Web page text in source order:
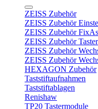
ZEISS Zubehör
ZEISS Zubehör
ZEISS Zubehör
ZEISS Zubehör
ZEISS Zubehör
ZEISS Zubehör
HEXAGON Zubehör
Taststiftaufnahmen
Taststiftablagen
Renishaw
TP20 Tastermodule